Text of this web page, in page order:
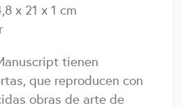
x 21 x 1 cm
tienen
que reproducen con
obras de arte de